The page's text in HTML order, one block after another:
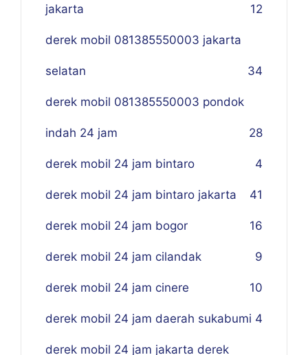
jakarta 12
derek mobil 081385550003 jakarta
selatan 34
derek mobil 081385550003 pondok
indah 24 jam 28
derek mobil 24 jam bintaro 4
derek mobil 24 jam bintaro jakarta 41
derek mobil 24 jam bogor 16
derek mobil 24 jam cilandak 9
derek mobil 24 jam cinere 10
derek mobil 24 jam daerah sukabumi 4
derek mobil 24 jam jakarta derek